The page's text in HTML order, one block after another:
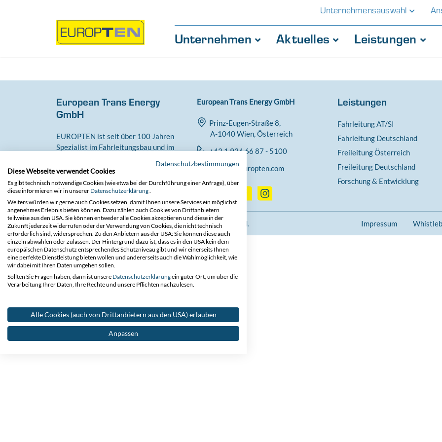
Unternehmensauswahl
Unternehmen Aktuelles Leistungen
European Trans Energy
GmbH
EUROPTEN ist seit über 100 Jahren
Spezialist im Fahrleitungsbau und im
Hochspannungsbereich.
European Trans Energy GmbH
Prinz-Eugen-Straße 8,
A-1040 Wien, Österreich
+43 1 934 66 87 - 5100
contact@europten.com
Leistungen
Fahrleitung AT/SI
Fahrleitung Deutschland
Freileitung Österreich
Freileitung Deutschland
Forschung & Entwicklung
© 2026 European Trans Energy GmbH. All Rights Reserved. Impressum
Datenschutzbestimmungen
Diese Webseite verwendet Cookies
Es gibt technisch notwendige Cookies (wie etwa bei der Durchführung einer Anfrage), über
diese informieren wir in unserer Datenschutzerklärung.
Weiters würden wir gerne auch Cookies setzen, damit Ihnen unsere Services ein möglichst
angenehmes Erlebnis bieten können. Dazu zählen auch Cookies von Drittanbietern
teilweise aus den USA. Sie können entweder alle Cookies akzeptieren und diese in der
Zukunft jederzeit widerrufen oder der Verwendung von Cookies, die nicht technisch
erforderlich sind, widersprechen. Zu den Anbietern aus der USA: Sie können diese auch
einzeln abwählen oder zulassen. Der Hintergrund dazu ist, dass es in den USA kein dem
europäischen Datenschutz entsprechendes Schutzniveau gibt und wir einerseits Ihnen
eine perfekte Dienstleistung bieten wollen und andererseits auch die Wahlmöglichkeit, wie
wir dabei mit Ihren Daten umgehen sollen.
Sollten Sie Fragen haben, dann ist unsere Datenschutzerklärungein guter Ort, um über die
Verarbeitung Ihrer Daten, Ihre Rechte und unsere Pflichten nachzulesen.
Alle Cookies (auch von Drittanbietern aus den USA) erlauben
Anpassen